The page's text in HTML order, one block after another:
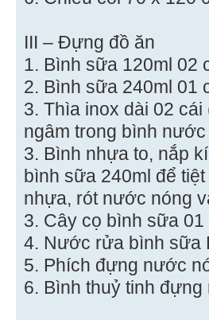
III – Đựng đồ ăn
1. Bình sữa 120ml 02
2. Bình sữa 240ml 01
3. Thìa inox dài 02
ngâm trong bình
3. Bình nhựa to, nắp
bình sữa 240ml để
nhựa, rót nước nóng
3. Cây cọ bình sữa
4. Nước rửa bình sữa
5. Phích đựng nước
6. Bình thuỷ tinh